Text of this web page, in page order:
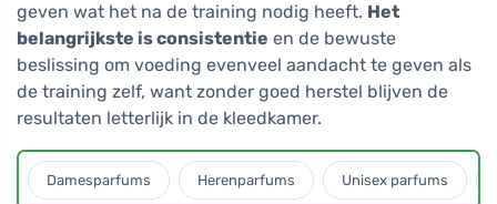
geven wat het na de training nodig heeft. Het
belangrijkste is consistentie en de bewuste
beslissing om voeding evenveel aandacht te geven als
de training zelf, want zonder goed herstel blijven de
resultaten letterlijk in de kleedkamer.
Damesparfums Herenparfums Unisex parfums